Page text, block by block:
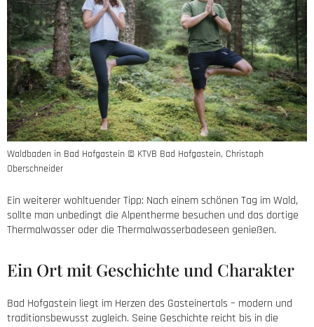
Waldbaden in Bad Hofgastein © KTVB Bad Hofgastein, Christoph
Oberschneider
Ein weiterer wohltuender Tipp: Nach einem schönen Tag im Wald,
sollte man unbedingt die Alpentherme besuchen und das dortige
Thermalwasser oder die Thermalwasserbadeseen genießen.
Ein Ort mit Geschichte und Charakter
Bad Hofgastein liegt im Herzen des Gasteinertals – modern und
traditionsbewusst zugleich. Seine Geschichte reicht bis in die